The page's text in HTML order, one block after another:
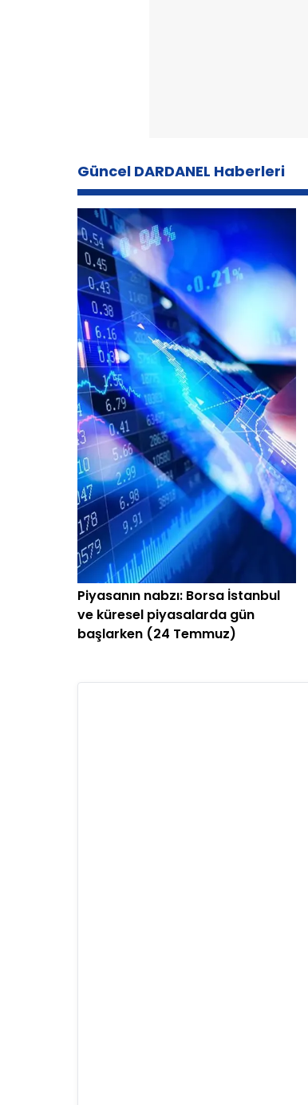
Güncel DARDANEL Haberleri
Piyasanın nabzı: Borsa İstanbul
ve küresel piyasalarda gün
başlarken (24 Temmuz)